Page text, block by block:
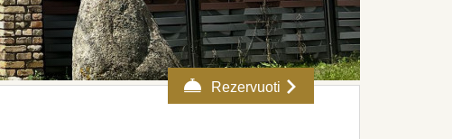
Rezervuoti